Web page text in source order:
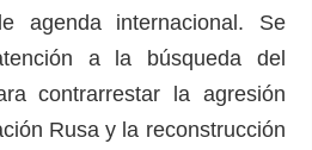
agenda internacional. Se
a la búsqueda del
contrarrestar la agresión
Rusa y la reconstrucción